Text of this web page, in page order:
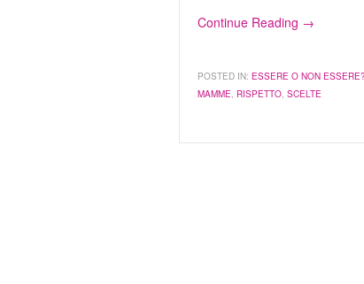
Continue Reading →
POSTED IN: ESSERE O NON ESSERE?
MAMME, RISPETTO, SCELTE